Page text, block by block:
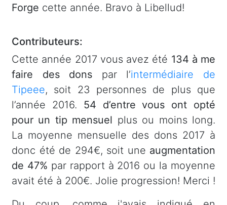
Forge cette année. Bravo à Libellud!
Contributeurs:
Cette année 2017 vous avez été 134 à me
faire des dons par l’intermédiaire de
Tipeee, soit 23 personnes de plus que
l’année 2016. 54 d’entre vous ont opté
pour un tip mensuel plus ou moins long.
La moyenne mensuelle des dons 2017 à
donc été de 294€, soit une augmentation
de 47% par rapport à 2016 ou la moyenne
avait été à 200€. Jolie progression! Merci !